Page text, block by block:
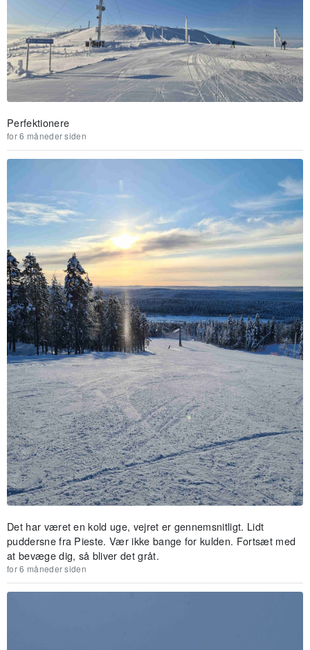
Perfektionere
for 6 måneder siden
Det har været en kold uge, vejret er gennemsnitligt. Lidt
puddersne fra Pieste. Vær ikke bange for kulden. Fortsæt med
at bevæge dig, så bliver det gråt.
for 6 måneder siden